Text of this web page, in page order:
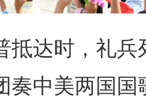
达时，礼兵
奏中美两国
局
今